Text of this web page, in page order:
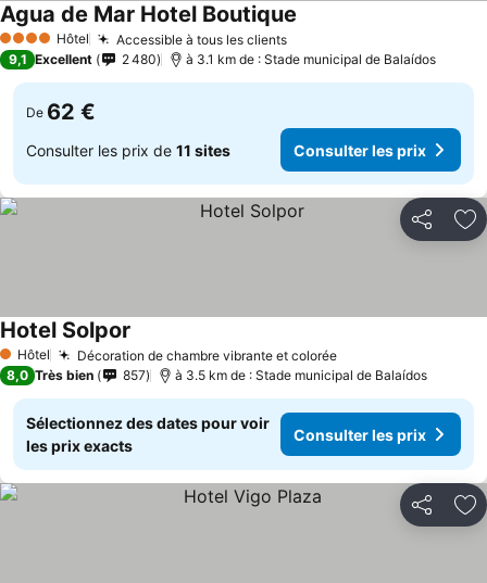
4 Étoiles Hôtel Accessible à tous les clients
Agua de Mar Hotel Boutique
9,1 Excellent 2 480 à 3.1 km de : Stade municipal de Balaídos
De 62 €
Consulter les prix de 11 sites Consulter les prix
Partager
1 Étoiles
Hôtel Décoration de chambre vibrante et colorée
Hotel Solpor
8,0 Très bien 857 à 3.5 km de : Stade municipal de Balaídos
Sélectionnez des dates pour voir
les prix exacts
Consulter les prix
Partager